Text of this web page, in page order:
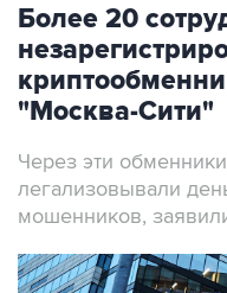
Более 20
"Москва-Сити"
Через эти
легализовывали
мошенников,